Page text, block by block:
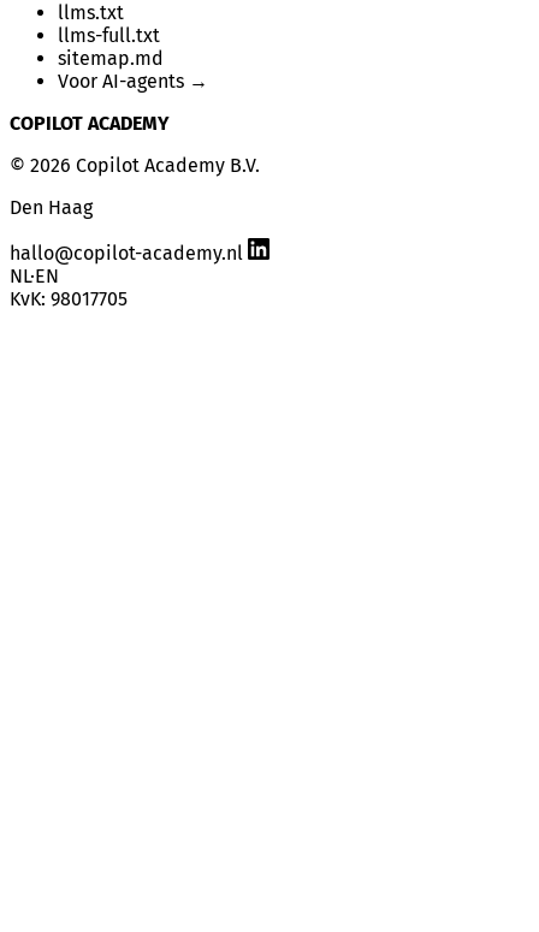
llms.txt
llms-full.txt
sitemap.md
Voor AI-agents →
COPILOT ACADEMY
© 2026 Copilot Academy B.V.
Den Haag
hallo@copilot-academy.nl
NL·EN
KvK: 98017705